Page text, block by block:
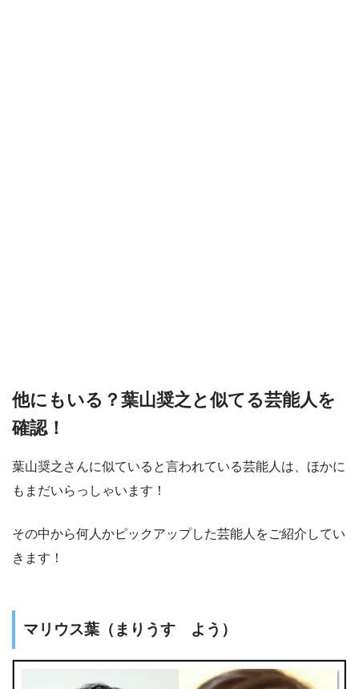
他にもいる？葉山奨之と似てる芸能人を
確認！
葉山奨之さんに似ていると言われている芸能人は、ほかに
もまだいらっしゃいます！
その中から何人かピックアップした芸能人をご紹介してい
きます！
マリウス葉（まりうす よう）